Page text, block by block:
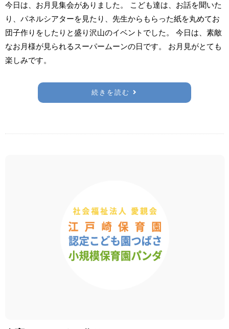
今日は、お月見集会がありました。 こども達は、お話を聞いた
り、パネルシアターを見たり、先生からもらった紙を丸めてお
団子作りをしたりと盛り沢山のイベントでした。 今日は、素敵
なお月様が見られるスーパームーンの日です。 お月見がとても
楽しみです。
続きを読む